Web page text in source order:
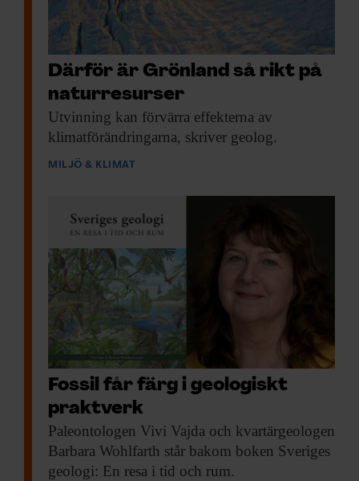
Därför är Grönland så rikt på
naturresurser
Utvinning kan förvärra effekterna av
klimatförändringarna, skriver geolog.
MILJÖ & KLIMAT
Fossil får färg i geologiskt
praktverk
Paleontologen Vivi Vajda och kvartärgeologen
Barbara Wohlfarth står bakom boken Sveriges
geologi: En resa i tid och rum.